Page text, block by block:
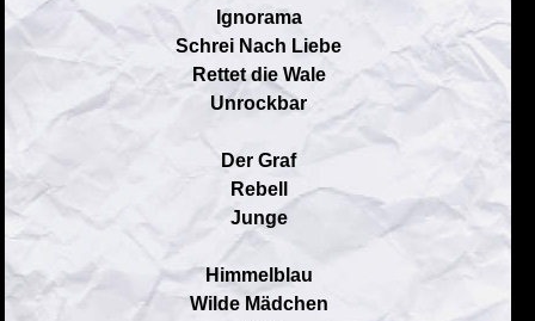
Ignorama
Schrei Nach Liebe
Rettet die Wale
Unrockbar
Der Graf
Rebell
Junge
Himmelblau
Wilde Mädchen